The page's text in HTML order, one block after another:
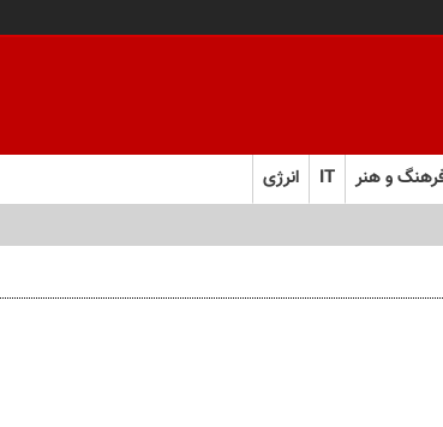
و هنر IT انرژی